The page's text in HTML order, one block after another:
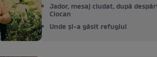
Jador, mesaj ciudat, după
Ciocan
Unde și-a găsit refugiul